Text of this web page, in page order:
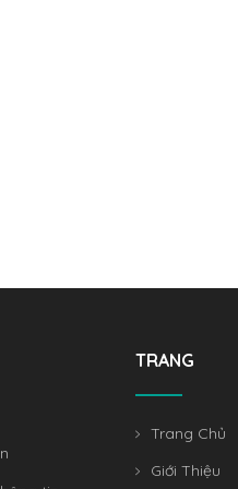
TRANG
Trang Chủ
Giới Thiệu